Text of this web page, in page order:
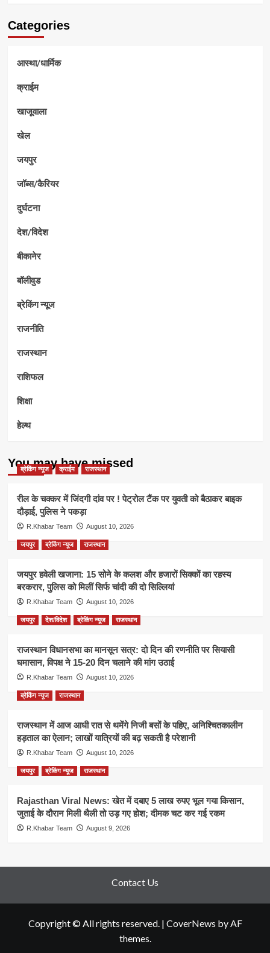
Categories
आस्था/धार्मिक
क्राईम
खाजूवाला
खेल
जयपुर
जॉब्स/कैरियर
दुर्घटना
देश/विदेश
बीकानेर
बॉलीवुड
ब्रेकिंग न्यूज
राजनीति
राजस्थान
राशिफल
शिक्षा
हेल्थ
You may have missed
ब्रेकिंग न्यूज क्राईम राजस्थान
रील के चक्कर में जिंदगी दांव पर ! पेट्रोल टैंक पर युवती को बैठाकर बाइक
दौड़ाई, पुलिस ने पकड़ा
R.Khabar Team August 10, 2026
जयपुर ब्रेकिंग न्यूज राजस्थान
जयपुर हवेली खजाना: 15 सोने के कलश और हजारों सिक्कों का रहस्य
बरकरार, पुलिस को मिलीं सिर्फ चांदी की दो सिल्लियां
R.Khabar Team August 10, 2026
जयपुर देश/विदेश ब्रेकिंग न्यूज राजस्थान
राजस्थान विधानसभा का मानसून सत्र: दो दिन की रणनीति पर सियासी
घमासान, विपक्ष ने 15-20 दिन चलाने की मांग उठाई
R.Khabar Team August 10, 2026
ब्रेकिंग न्यूज राजस्थान
राजस्थान में आज आधी रात से थमेंगे निजी बसों के पहिए, अनिश्चितकालीन
हड़ताल का ऐलान; लाखों यात्रियों की बढ़ सकती है परेशानी
R.Khabar Team August 10, 2026
जयपुर ब्रेकिंग न्यूज राजस्थान
Rajasthan Viral News: खेत में दबाए 5 लाख रुपए भूल गया किसान,
जुताई के दौरान मिली थैली तो उड़ गए होश; दीमक चट कर गई रकम
R.Khabar Team August 9, 2026
Contact Us
Copyright © All rights reserved. | CoverNews by AF
themes.